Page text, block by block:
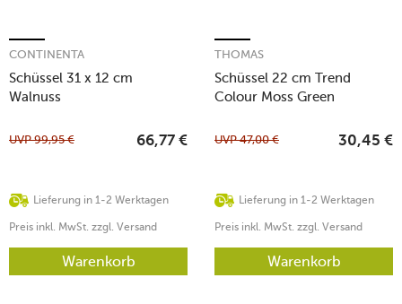
Schüssel 31 x 12 cm
Walnuss
CONTINENTA
Lieferung in 1-2 Werktagen
UVP99,95 € 66,77 €
Preis inkl. MwSt. zzgl. Versand
Warenkorb
Schüssel 22 cm Trend
Colour Moss Green
THOMAS
Lieferung in 1-2 Werktagen
UVP47,00 € 30,45 €
Preis inkl. MwSt. zzgl. Versand
Warenkorb